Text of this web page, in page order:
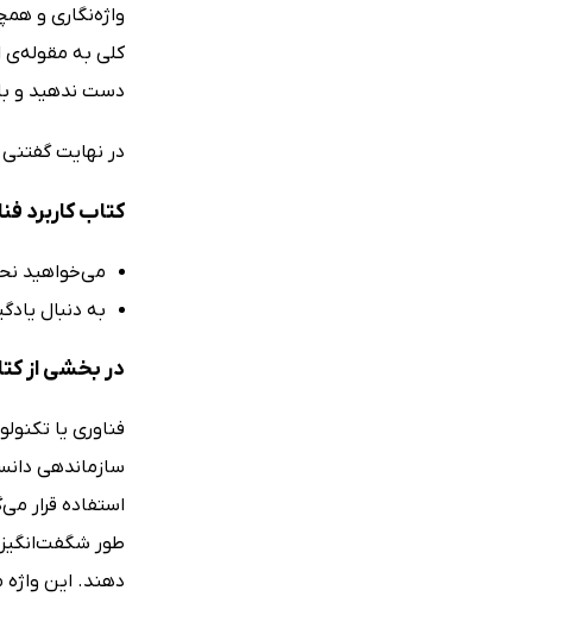
واژه‌نگاری و
کلی به مقوله‌ی
دست ندهید و با
در نهایت
کتاب کاربرد
می‌خواهید
به دنبال
در بخشی از
فناوری یا
سازماندهی
استفاده قرار
طور
دهند. این